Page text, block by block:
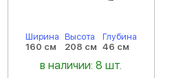
Ширина
160 см
Высота
208 см
Глубина
46 см
в наличии: 8 шт.